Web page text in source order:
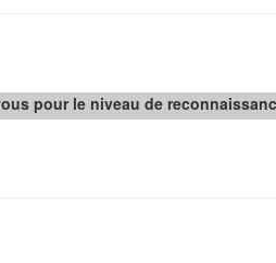
pour le niveau de